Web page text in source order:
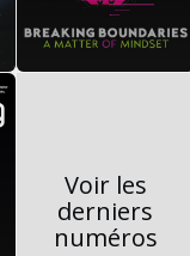
Voir les
derniers
numéros